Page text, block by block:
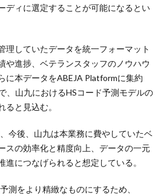
ディに選定することが可能になるとい
理していたデータを統一フォーマット
や進捗、ベテランスタッフのノウハウ
に本データをABEJA Platformに集約
、山九におけるHSコード予測モデルの
と見込む。
今後、山九は本業務に費やしていたベ
スの効率化と精度向上、データの一元
につなげられると想定している。
測をより精緻なものにするため、